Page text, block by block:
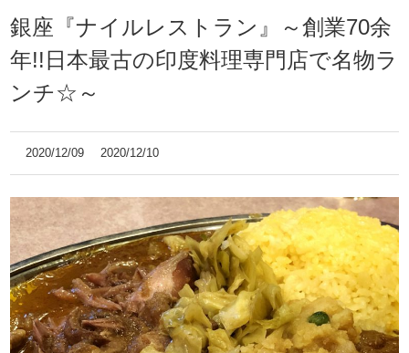
銀座『ナイルレストラン』～創業70余
年!!日本最古の印度料理専門店で名物ラ
ンチ☆～
2020/12/09 2020/12/10